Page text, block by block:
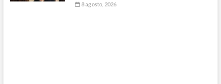
8 agosto, 2026